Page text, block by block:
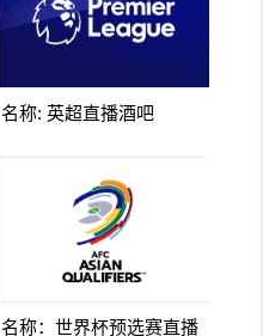
名称: 英超直播酒吧
名称：世界杯预选赛直播